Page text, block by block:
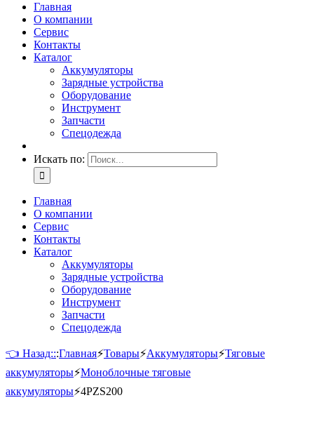
Главная
О компании
Сервис
Контакты
Каталог
Аккумуляторы
Зарядные устройства
Оборудование
Инструмент
Запчасти
Спецодежда
Искать по:
Главная
О компании
Сервис
Контакты
Каталог
Аккумуляторы
Зарядные устройства
Оборудование
Инструмент
Запчасти
Спецодежда
👈 Назад:::Главная⚡Товары⚡Аккумуляторы⚡Тяговые
аккумуляторы⚡Моноблочные тяговые
аккумуляторы⚡4PZS200